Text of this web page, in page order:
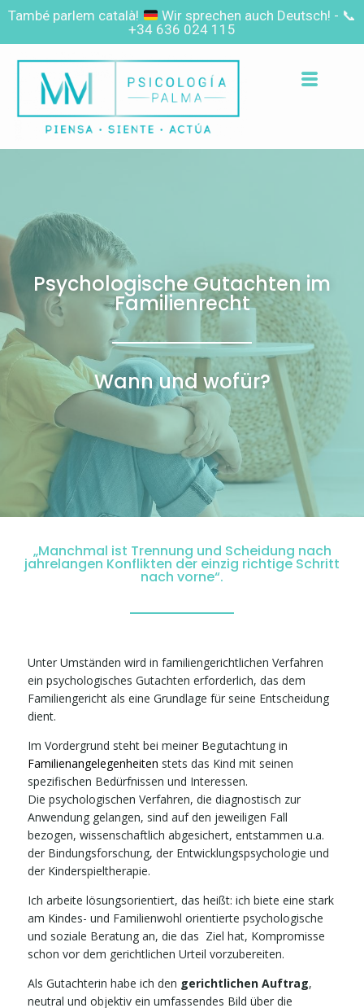
També parlem català! Wir sprechen auch Deutsch! - 📞
+34 636 024 115
Psychologische Gutachten im
Familienrecht
Wann und wofür?
„Manchmal ist Trennung und Scheidung nach
jahrelangen Konflikten der einzig richtige Schritt
nach vorne“.
Unter Umständen wird in familiengerichtlichen Verfahren
ein psychologisches Gutachten erforderlich, das dem
Familiengericht als eine Grundlage für seine Entscheidung
dient.
Im Vordergrund steht bei meiner Begutachtung in
Familienangelegenheiten stets das Kind mit seinen
spezifischen Bedürfnissen und Interessen.
Die psychologischen Verfahren, die diagnostisch zur
Anwendung gelangen, sind auf den jeweiligen Fall
bezogen, wissenschaftlich abgesichert, entstammen u.a.
der Bindungsforschung, der Entwicklungspsychologie und
der Kinderspieltherapie.
Ich arbeite lösungsorientiert, das heißt: ich biete eine stark
am Kindes- und Familienwohl orientierte psychologische
und soziale Beratung an, die das Ziel hat, Kompromisse
schon vor dem gerichtlichen Urteil vorzubereiten.
Als Gutachterin habe ich den gerichtlichen Auftrag,
neutral und objektiv ein umfassendes Bild über die